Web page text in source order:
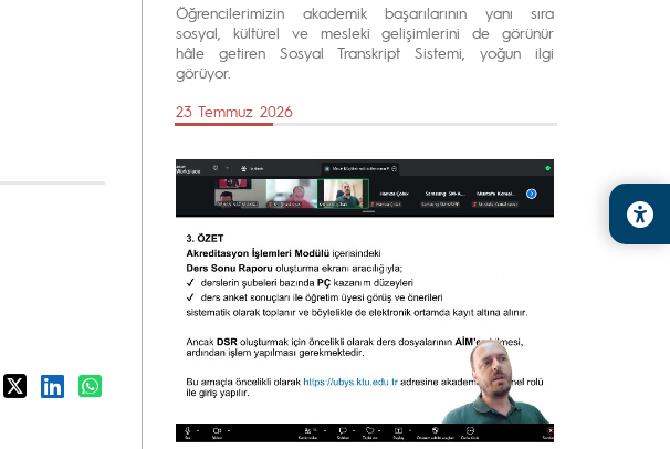
Öğrencilerimizin akademik başarılarının yanı sıra
sosyal, kültürel ve mesleki gelişimlerini de görünür
hâle getiren Sosyal Transkript Sistemi, yoğun ilgi
görüyor.
23 Temmuz 2026